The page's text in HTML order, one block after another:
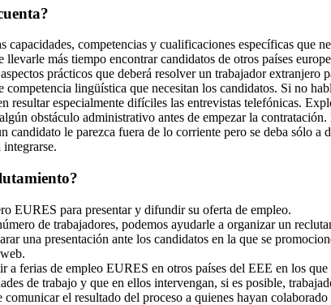
capacidades, competencias y cualificaciones específicas que
llevarle más tiempo encontrar candidatos de otros países
prácticos que deberá resolver un trabajador extranjero
competencia lingüística que necesitan los candidatos. Si no
resultar especialmente difíciles las entrevistas telefónicas.
obstáculo administrativo antes de empezar la
candidato le parezca fuera de lo corriente pero se deba sólo
EURES para presentar y difundir su oferta de empleo.
de trabajadores, podemos ayudarle a organizar un
una presentación ante los candidatos en la que se
a ferias de empleo EURES en otros países del EEE en los
de trabajo y que en ellos intervengan, si es posible,
el resultado del proceso a quienes hayan